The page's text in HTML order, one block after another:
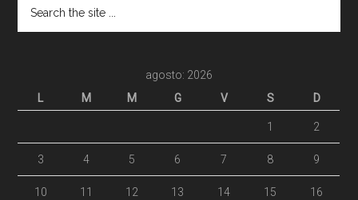
agosto: 2026
L
M M G V S D
1 2
3 4 5 6 7 8 9
10 11 12 13 14 15 16